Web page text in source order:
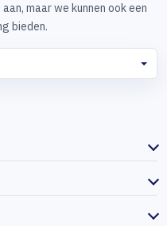
maar we kunnen ook een
bieden.